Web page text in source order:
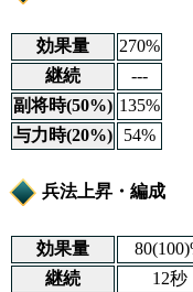
効果量
270%
継続
---
副将時(50%) 135%
与力時(20%)
54%
兵法上昇・編成
効果量
継続
12秒